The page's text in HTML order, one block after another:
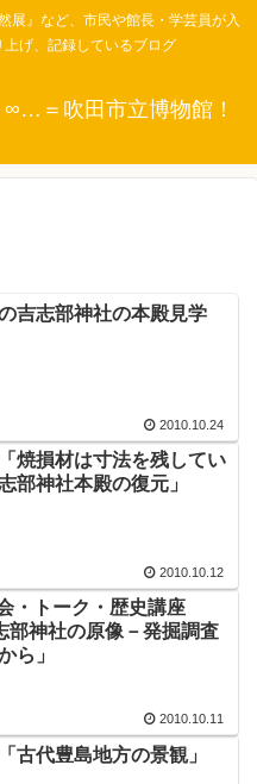
展』など、市民や館長・学芸員が入
げ、記録しているブログ
＝吹田市立博物館！
吉志部神社の本殿見学
2010.10.24
焼損材は寸法を残してい
部神社本殿の復元」
2010.10.12
・トーク・歴史講座
部神社の原像－発掘調査
ら」
2010.10.11
古代豊島地方の景観」